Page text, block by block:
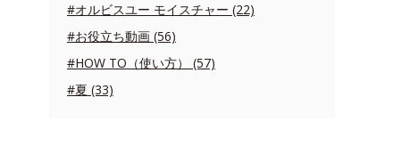
#オルビスユー モイスチャー (22)
#お役立ち動画 (56)
#HOW TO（使い方） (57)
#夏 (33)